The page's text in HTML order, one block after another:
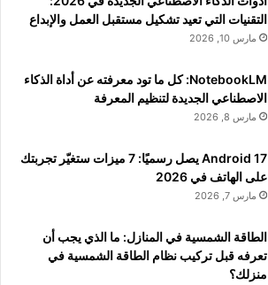
التقنيات التي تعيد تشكيل مستقبل العمل والإبداع
مارس 10, 2026
NotebookLM: كل ما تود معرفته عن أداة الذكاء
الاصطناعي الجديدة لتنظيم المعرفة
مارس 8, 2026
Android 17 يصل رسميًا: 7 ميزات ستغيّر تجربتك
على الهاتف في 2026
مارس 7, 2026
الطاقة الشمسية في المنازل: ما الذي يجب أن
تعرفه قبل تركيب نظام الطاقة الشمسية في
منزلك؟